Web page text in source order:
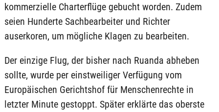
kommerzielle Charterflüge gebucht worden. Zudem
seien Hunderte Sachbearbeiter und Richter
auserkoren, um mögliche Klagen zu bearbeiten.
Der einzige Flug, der bisher nach Ruanda abheben
sollte, wurde per einstweiliger Verfügung vom
Europäischen Gerichtshof für Menschenrechte in
letzter Minute gestoppt. Später erklärte das oberste